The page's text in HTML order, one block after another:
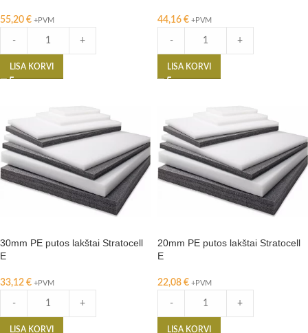
55,20 € +PVM
- +
LISA KORVI
44,16 € +PVM
- +
LISA KORVI
30mm PE putos lakštai Stratocell
E
33,12 € +PVM
- +
LISA KORVI
20mm PE putos lakštai Stratocell
E
22,08 € +PVM
- +
LISA KORVI